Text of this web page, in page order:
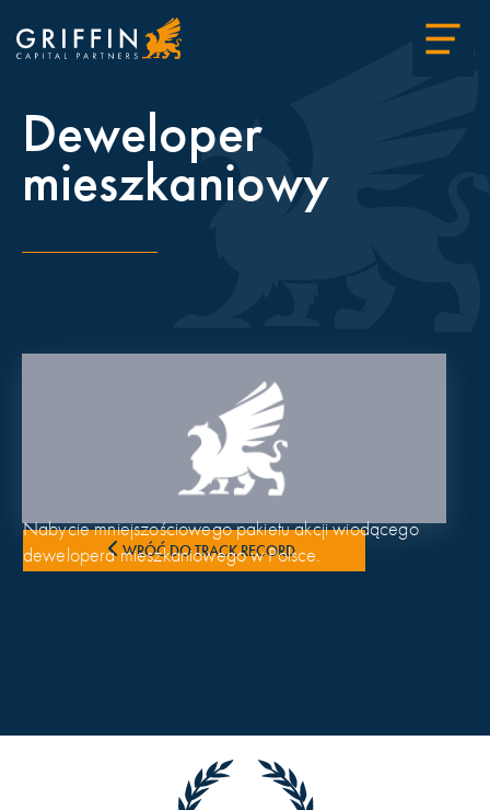
Deweloper
mieszkaniowy
WRÓĆ DO TRACK RECORD
Nabycie mniejszościowego pakietu akcji wiodącego
dewelopera mieszkaniowego w Polsce.